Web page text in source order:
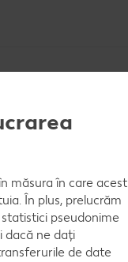
măsura în care acest
În plus, prelucrăm
pseudonime
dacă ne dați
de date